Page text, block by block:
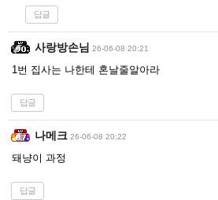
답글
사랑방손님 26-06-08 20:21
1번 집사는 나한테 혼날줄알아라
답글
나메크 26-06-08 20:22
돼냥이 과정
답글